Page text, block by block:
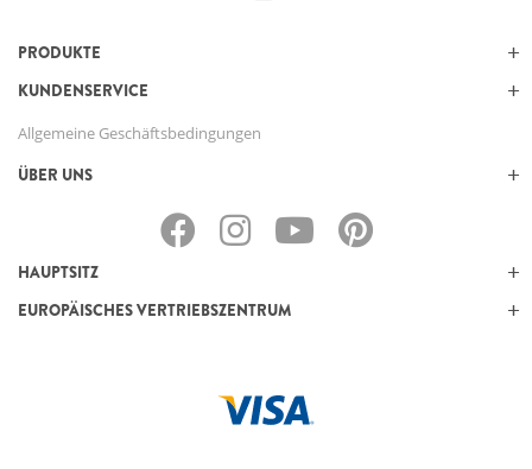
PRODUKTE
KUNDENSERVICE
Allgemeine Geschäftsbedingungen
ÜBER UNS
HAUPTSITZ
EUROPÄISCHES VERTRIEBSZENTRUM